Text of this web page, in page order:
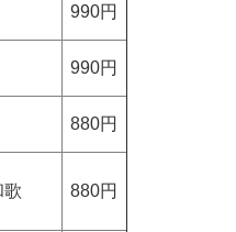
990円
990円
880円
歌
880円